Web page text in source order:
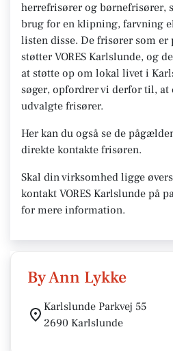
herrefrisører og børnefrisører,
brug for en klipning, farvning
listen disse. De frisører som er
støtter VORES Karlslunde, og
at støtte op om lokal livet i
søger, opfordrer vi derfor til, at
udvalgte frisører.
Her kan du også se de
direkte kontakte frisøren.
Skal din virksomhed ligge
kontakt VORES Karlslunde på
for mere information.
By Ann Lykke
Karlslunde Parkvej 55
2690 Karlslunde